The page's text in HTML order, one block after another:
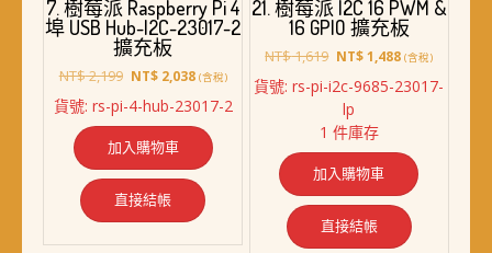
7. 樹莓派 Raspberry Pi 4
埠 USB Hub-I2C-23017-2
擴充板
NT$2,199 原
價
NT$ 2,199。
NT$2,038目
價
格：
NT$ 2,038。
(含稅)
貨號: rs-pi-4-hub-23017-2
加入購物車
直接結帳
21. 樹莓派 I2C 16 PWM &
16 GPIO 擴充板
NT$1,619 原
價
格：
NT$ 1,619。
NT$1,488目
價
(含稅)
貨號: rs-pi-i2c-9685-23017-
lp
1 件庫存
加入購物車
直接結帳